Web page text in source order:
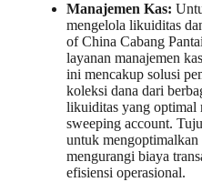
Manajemen Kas:
mengelola likuiditas
of China Cabang
layanan manajemen
ini mencakup solusi
koleksi dana dari
likuiditas yang optimal
sweeping account.
untuk mengoptimalkan
mengurangi biaya
efisiensi operasional.